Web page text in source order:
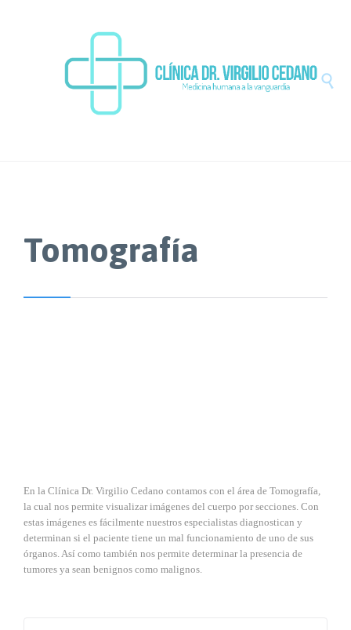

Tomografía
En la Clínica Dr. Virgilio Cedano contamos con el área de Tomografía,
la cual nos permite visualizar imágenes del cuerpo por secciones. Con
estas imágenes es fácilmente nuestros especialistas diagnostican y
determinan si el paciente tiene un mal funcionamiento de uno de sus
órganos. Así como también nos permite determinar la presencia de
tumores ya sean benignos como malignos.